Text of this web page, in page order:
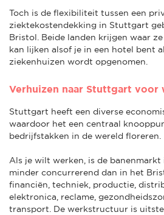
Toch is de flexibiliteit tussen een
ziektekostendekking in Stuttgart
Bristol. Beide landen krijgen waar
kan lijken alsof je in een hotel bent
ziekenhuizen wordt opgenomen.
Verhuizen naar Stuttgart voor
Stuttgart heeft een diverse
waardoor het een centraal
bedrijfstakken in de wereld floreren.
Als je wilt werken, is de
minder concurrerend dan in het
financiën, techniek, productie,
elektronica, reclame,
transport. De werkstructuur is